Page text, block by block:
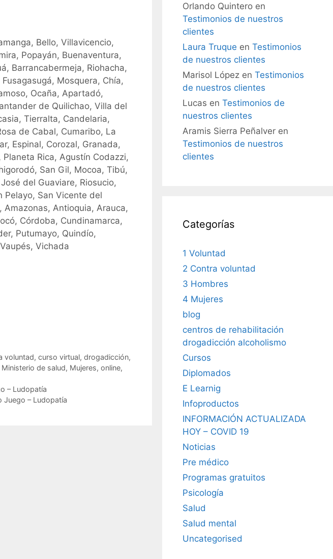
Bello, Villavicencio,
Popayán, Buenaventura,
Barrancabermeja, Riohacha,
Mosquera, Chía,
Ocaña, Apartadó,
de Quilichao, Villa del
Tierralta, Candelaria,
de Cabal, Cumaribo, La
Espinal, Corozal, Granada,
Rica, Agustín Codazzi,
San Gil, Mocoa, Tibú,
del Guaviare, Riosucio,
Pelayo, San Vicente del
Amazonas, Antioquia, Arauca,
Córdoba, Cundinamarca,
Putumayo, Quindío,
Vichada
voluntad, curso virtual, drogadicción,
Ministerio de salud, Mujeres, online,
– Ludopatía
Juego – Ludopatía
Orlando Quintero en
Testimonios de nuestros
clientes
Laura Truque en Testimonios
de nuestros clientes
Marisol López en Testimonios
de nuestros clientes
Lucas en Testimonios de
nuestros clientes
Aramis Sierra Peñalver en
Testimonios de nuestros
clientes
Categorías
1 Voluntad
2 Contra voluntad
3 Hombres
4 Mujeres
blog
centros de rehabilitación
drogadicción alcoholismo
Cursos
Diplomados
E Learnig
Infoproductos
INFORMACIÓN ACTUALIZADA
HOY – COVID 19
Noticias
Pre médico
Programas gratuitos
Psicología
Salud
Salud mental
Uncategorised